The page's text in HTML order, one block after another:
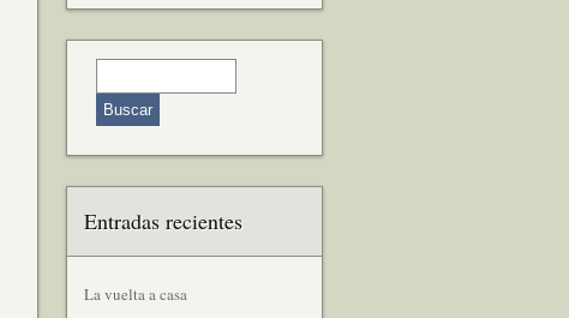
Entradas recientes
La vuelta a casa